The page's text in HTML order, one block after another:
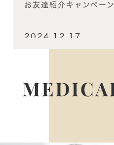
お友達紹介キャンペーン
2024.12.17